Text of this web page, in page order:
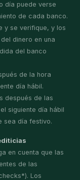
día puede verse
de cada banco.
y se verifique, y los
dinero en una
del banco
de la hora
día hábil.
después de las
siguiente día hábil
sea día festivo.
en cuenta que las
de las
Los